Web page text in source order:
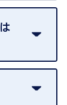
すること
は承って